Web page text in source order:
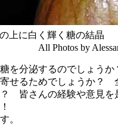
の上に白く輝く糖の結晶
All Photos by
を分泌するのでしょう
せるためでしょうか？
皆さんの経験や意見を
！
。